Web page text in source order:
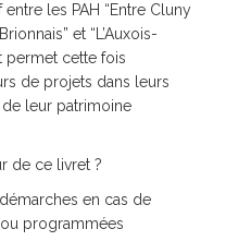
les PAH “Entre Cluny
et “L’Auxois-
permet cette fois
de projets dans leurs
leur patrimoine
de ce livret ?
en cas de
programmées